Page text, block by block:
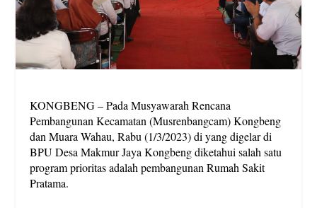
KONGBENG – Pada Musyawarah Rencana
Pembangunan Kecamatan (Musrenbangcam) Kongbeng
dan Muara Wahau, Rabu (1/3/2023) di yang digelar di
BPU Desa Makmur Jaya Kongbeng diketahui salah satu
program prioritas adalah pembangunan Rumah Sakit
Pratama.